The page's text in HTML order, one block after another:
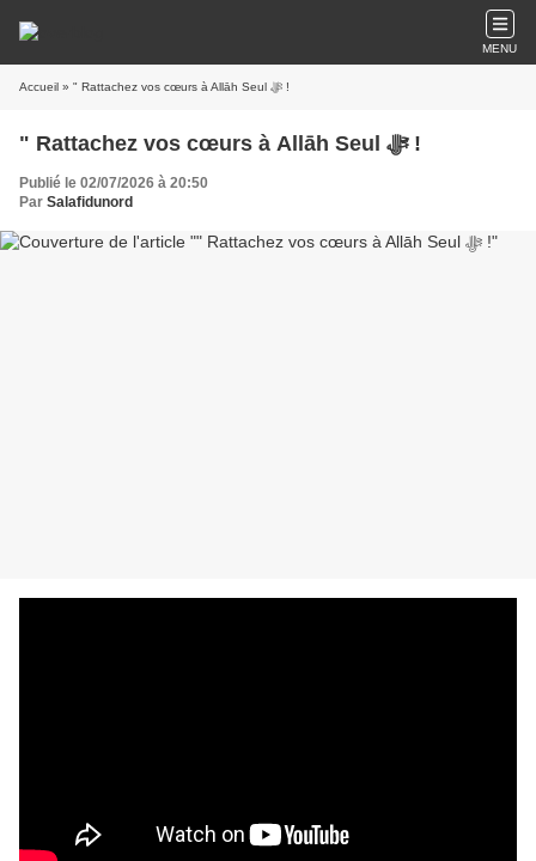
MENU
Accueil » " Rattachez vos cœurs à Allāh Seul ﷻ !
" Rattachez vos cœurs à Allāh Seul ﷻ !
Publié le 02/07/2026 à 20:50
Par Salafidunord